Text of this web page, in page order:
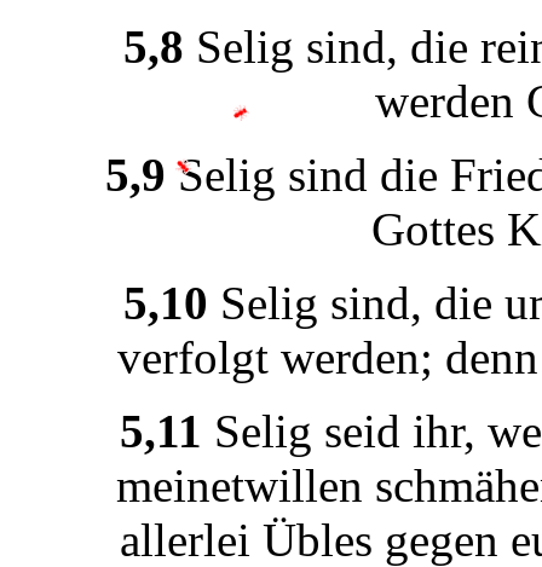
5,8 Selig sind, die rei
werden
5,9 Selig sind die Frie
Gottes K
5,10 Selig sind, die u
verfolgt werden; de
5,11 Selig seid ihr, we
meinetwillen schmähe
allerlei Übles gegen e